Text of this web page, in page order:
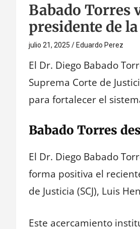
Babado Torres
presidente de la
julio 21, 2025 Eduardo Perez
El Dr. Diego Babado
Suprema Corte de
para fortalecer el
Babado Torres
El Dr. Diego Babado
forma positiva el
de Justicia (SCJ), Luis
Este acercamiento